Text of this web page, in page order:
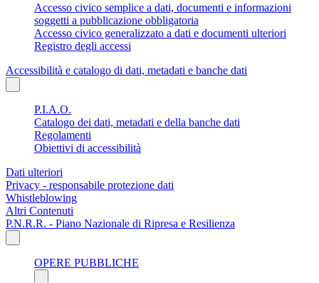
Accesso civico semplice a dati, documenti e informazioni
soggetti a pubblicazione obbligatoria
Accesso civico generalizzato a dati e documenti ulteriori
Registro degli accessi
Accessibilità e catalogo di dati, metadati e banche dati
P.I.A.O.
Catalogo dei dati, metadati e della banche dati
Regolamenti
Obiettivi di accessibilità
Dati ulteriori
Privacy - responsabile protezione dati
Whistleblowing
Altri Contenuti
P.N.R.R. - Piano Nazionale di Ripresa e Resilienza
OPERE PUBBLICHE